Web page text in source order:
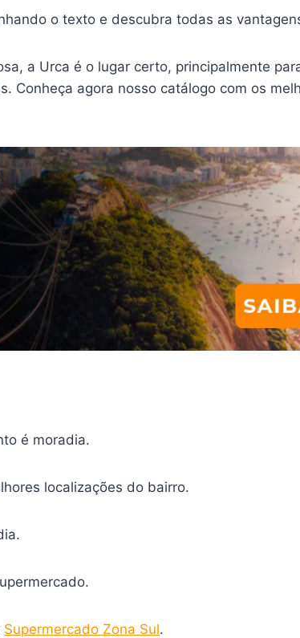
o texto e descubra todas as
a Urca é o lugar certo, principalmente
Conheça agora nosso catálogo com os
é moradia.
localizações do bairro.
Supermercado Zona Sul.